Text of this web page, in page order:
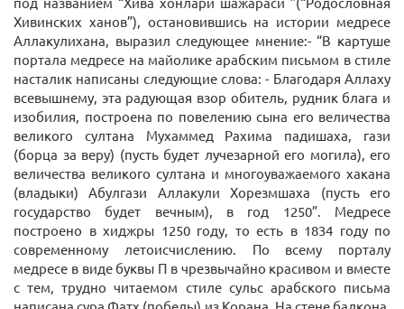
Хивинских ханов”), остановившись на истории медресе
Аллакулихана, выразил следующее мнение:- “В картуше
портала медресе на майолике арабским письмом в стиле
насталик написаны следующие слова: - Благодаря Аллаху
всевышнему, эта радующая взор обитель, рудник блага и
изобилия, построена по повелению сына его величества
великого султана Мухаммед Рахима падишаха, гази
(борца за веру) (пусть будет лучезарной его могила), его
величества великого султана и многоуважаемого хакана
(владыки) Абулгази Аллакули Хорезмшаха (пусть его
государство будет вечным), в год 1250”. Медресе
построено в хиджры 1250 году, то есть в 1834 году по
современному летоисчислению. По всему порталу
медресе в виде буквы П в чрезвычайно красивом и вместе
с тем, трудно читаемом стиле сульс арабского письма